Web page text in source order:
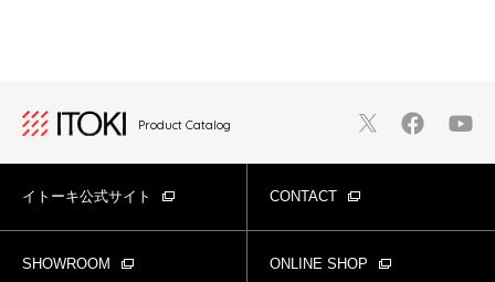
Product Catalog
イトーキ公式サイト CONTACT
SHOWROOM ONLINE SHOP